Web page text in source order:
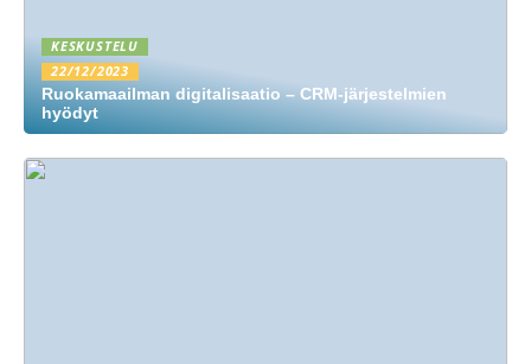
KESKUSTELU
22/12/2023
Ruokamaailman digitalisaatio – CRM-järjestelmien
hyödyt